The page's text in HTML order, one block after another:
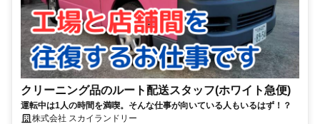
クリーニング品のルート配送スタッフ(ホワイト急便)
運転中は1人の時間を満喫。そんな仕事が向いている人もいるはず！？
株式会社 スカイランドリー